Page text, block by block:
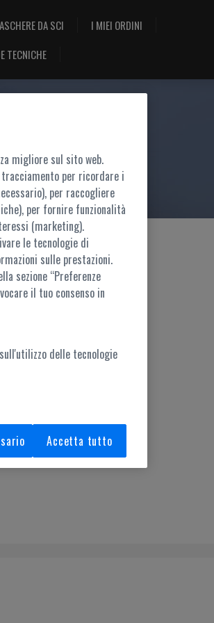
DA SCI
I MIEI ORDINI
TECNICHE
è possibile tramiteMyZEISS
migliore sul sito web.
per ricordare i
per raccogliere
per fornire funzionalità
(marketing).
le tecnologie di
sulle prestazioni.
sezione “Preferenze
il tuo consenso in
delle tecnologie
Accetta tutto